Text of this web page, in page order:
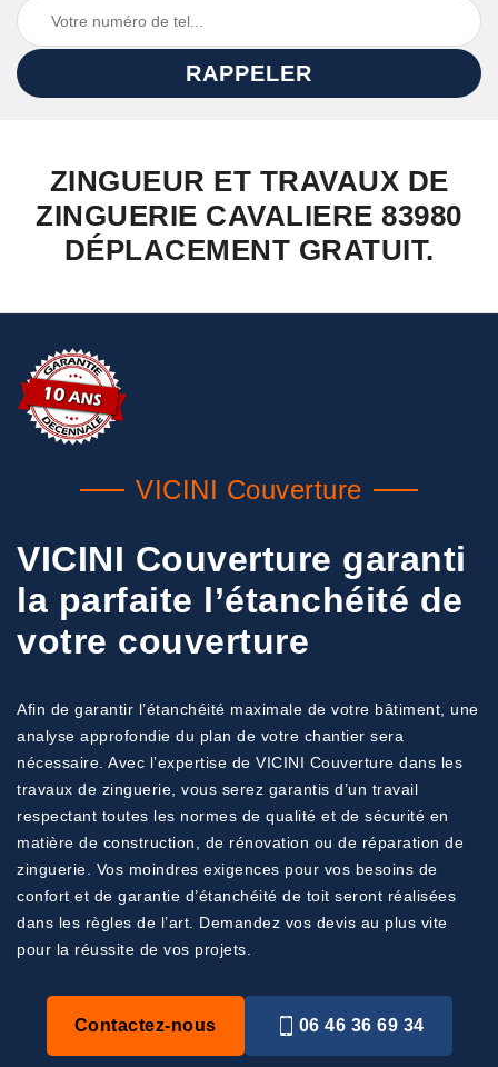
ZINGUEUR ET TRAVAUX DE
ZINGUERIE CAVALIERE 83980
DÉPLACEMENT GRATUIT.
VICINI Couverture
VICINI Couverture garanti
la parfaite l’étanchéité de
votre couverture
Afin de garantir l’étanchéité maximale de votre bâtiment, une
analyse approfondie du plan de votre chantier sera
nécessaire. Avec l’expertise de VICINI Couverture dans les
travaux de zinguerie, vous serez garantis d’un travail
respectant toutes les normes de qualité et de sécurité en
matière de construction, de rénovation ou de réparation de
zinguerie. Vos moindres exigences pour vos besoins de
confort et de garantie d’étanchéité de toit seront réalisées
dans les règles de l’art. Demandez vos devis au plus vite
pour la réussite de vos projets.
Contactez-nous 06 46 36 69 34